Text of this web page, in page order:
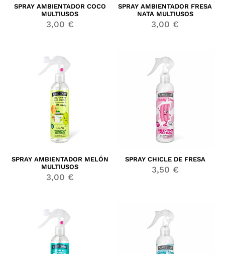
SPRAY AMBIENTADOR COCO
MULTIUSOS
3,00 €
SPRAY AMBIENTADOR FRESA
NATA MULTIUSOS
3,00 €
SPRAY AMBIENTADOR MELÓN
MULTIUSOS
3,00 €
SPRAY CHICLE DE FRESA
3,50 €